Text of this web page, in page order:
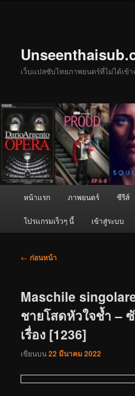
เว็บแปลซับไทยภาพยนตร์ที่ไม่ได้เข้า
หน้าแรก ภาพยนตร์ ซีรีส์
โปรแกรมเร็วๆ นี้ เข้าสู่ระบบ
เมนู
← ก่อนหน้า
Maschile
ชายโสดหัวใจช้ำ –
เรื่อง [1236]
เขียนบน22 มีนาคม 2022